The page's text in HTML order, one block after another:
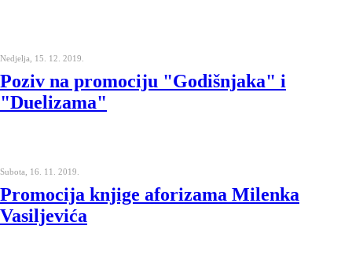
Nedjelja, 15. 12. 2019.
Poziv na promociju "Godišnjaka" i
"Duelizama"
Subota, 16. 11. 2019.
Promocija knjige aforizama Milenka
Vasiljevića